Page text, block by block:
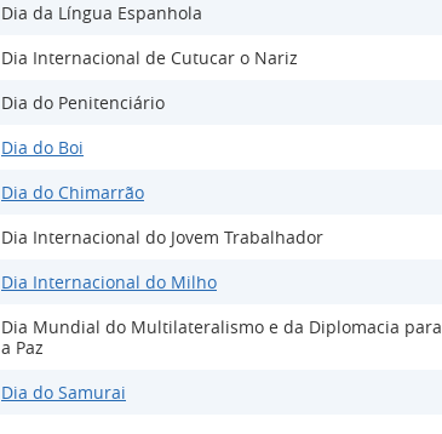
Dia da Língua Espanhola
Dia Internacional de Cutucar o Nariz
Dia do Penitenciário
Dia do Boi
Dia do Chimarrão
Dia Internacional do Jovem Trabalhador
Dia Internacional do Milho
Dia Mundial do Multilateralismo e da Diplomacia para
a Paz
Dia do Samurai